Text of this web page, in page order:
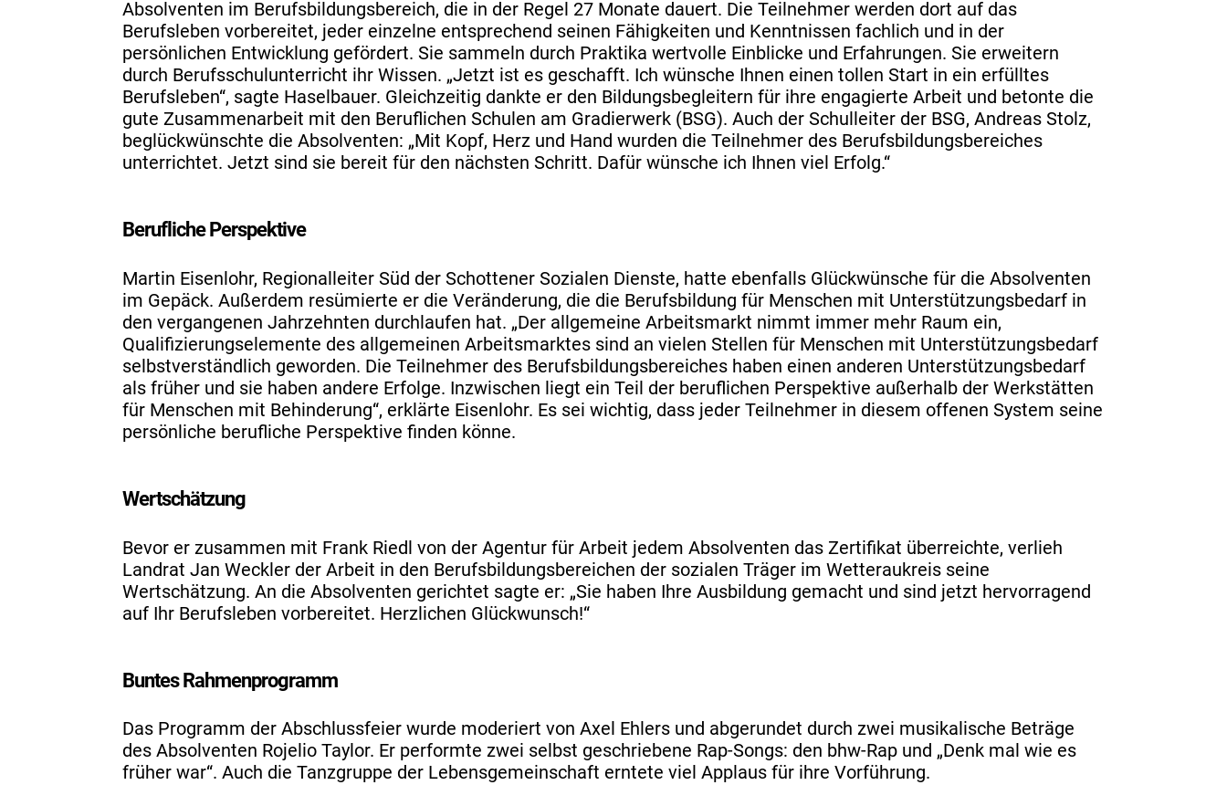
Absolventen im Berufsbildungsbereich, die in der Regel 27 Monate dauert. Die Teilnehmer werden dort auf das
Berufsleben vorbereitet, jeder einzelne entsprechend seinen Fähigkeiten und Kenntnissen fachlich und in der
persönlichen Entwicklung gefördert. Sie sammeln durch Praktika wertvolle Einblicke und Erfahrungen. Sie erweitern
durch Berufsschulunterricht ihr Wissen. „Jetzt ist es geschafft. Ich wünsche Ihnen einen tollen Start in ein erfülltes
Berufsleben“, sagte Haselbauer. Gleichzeitig dankte er den Bildungsbegleitern für ihre engagierte Arbeit und betonte die
gute Zusammenarbeit mit den Beruflichen Schulen am Gradierwerk (BSG). Auch der Schulleiter der BSG, Andreas Stolz,
beglückwünschte die Absolventen: „Mit Kopf, Herz und Hand wurden die Teilnehmer des Berufsbildungsbereiches
unterrichtet. Jetzt sind sie bereit für den nächsten Schritt. Dafür wünsche ich Ihnen viel Erfolg.“
Berufliche Perspektive
Martin Eisenlohr, Regionalleiter Süd der Schottener Sozialen Dienste, hatte ebenfalls Glückwünsche für die Absolventen
im Gepäck. Außerdem resümierte er die Veränderung, die die Berufsbildung für Menschen mit Unterstützungsbedarf in
den vergangenen Jahrzehnten durchlaufen hat. „Der allgemeine Arbeitsmarkt nimmt immer mehr Raum ein,
Qualifizierungselemente des allgemeinen Arbeitsmarktes sind an vielen Stellen für Menschen mit Unterstützungsbedarf
selbstverständlich geworden. Die Teilnehmer des Berufsbildungsbereiches haben einen anderen Unterstützungsbedarf
als früher und sie haben andere Erfolge. Inzwischen liegt ein Teil der beruflichen Perspektive außerhalb der Werkstätten
für Menschen mit Behinderung“, erklärte Eisenlohr. Es sei wichtig, dass jeder Teilnehmer in diesem offenen System seine
persönliche berufliche Perspektive finden könne.
Wertschätzung
Bevor er zusammen mit Frank Riedl von der Agentur für Arbeit jedem Absolventen das Zertifikat überreichte, verlieh
Landrat Jan Weckler der Arbeit in den Berufsbildungsbereichen der sozialen Träger im Wetteraukreis seine
Wertschätzung. An die Absolventen gerichtet sagte er: „Sie haben Ihre Ausbildung gemacht und sind jetzt hervorragend
auf Ihr Berufsleben vorbereitet. Herzlichen Glückwunsch!“
Buntes Rahmenprogramm
Das Programm der Abschlussfeier wurde moderiert von Axel Ehlers und abgerundet durch zwei musikalische Beträge
des Absolventen Rojelio Taylor. Er performte zwei selbst geschriebene Rap-Songs: den bhw-Rap und „Denk mal wie es
früher war“. Auch die Tanzgruppe der Lebensgemeinschaft erntete viel Applaus für ihre Vorführung.